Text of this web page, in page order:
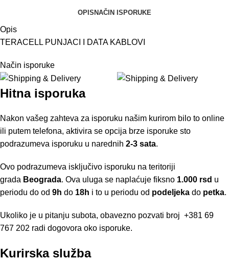
OPISNAČIN ISPORUKE
Opis
TERACELL PUNJACI I DATA KABLOVI
Način isporuke
Hitna isporuka
Nakon vašeg zahteva za isporuku našim kurirom bilo to online
ili putem telefona, aktivira se opcija brze isporuke sto
podrazumeva isporuku u narednih 2-3 sata.
Ovo podrazumeva isključivo isporuku na teritoriji
grada Beograda. Ova uluga se naplaćuje fiksno 1.000 rsd u
periodu do od 9h do 18h i to u periodu od podeljeka do petka.
Ukoliko je u pitanju subota, obavezno pozvati broj +381 69
767 202 radi dogovora oko isporuke.
Kurirska služba